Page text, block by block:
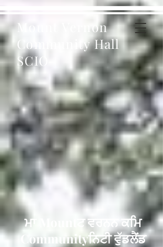
Mount Vernon
Community Hall
SCIO
ਮਾ Mountਟ ਵਰਨਨ ਕਮਿ
Communityਨਿਟੀ ਵੁੱਡਲੈਂਡ